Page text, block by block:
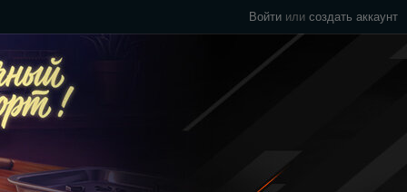
Войти или создать аккаунт